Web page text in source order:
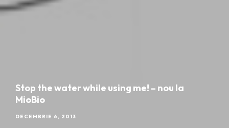
Stop the water while using me! – nou la
MioBio
DECEMBRIE 6, 2013